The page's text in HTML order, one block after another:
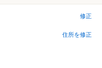
修正
住所を修正